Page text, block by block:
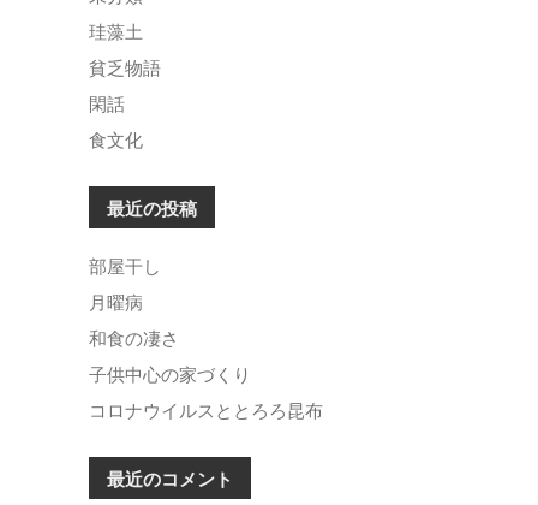
珪藻土
貧乏物語
閑話
食文化
最近の投稿
部屋干し
月曜病
和食の凄さ
子供中心の家づくり
コロナウイルスととろろ昆布
最近のコメント